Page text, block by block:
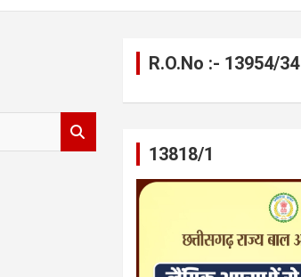
R.O.No :- 13954/34
13818/1